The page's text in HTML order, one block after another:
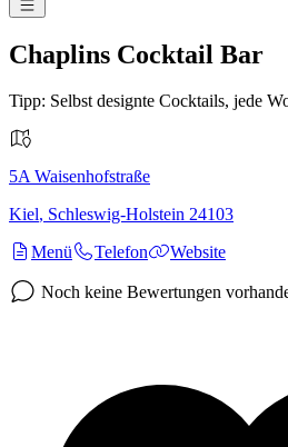
Chaplins Cocktail Bar
Tipp: Selbst designte Cocktails, jede
5A Waisenhofstraße
Kiel, Schleswig-Holstein 24103
Menü
Telefon Website
Noch keine Bewertungen